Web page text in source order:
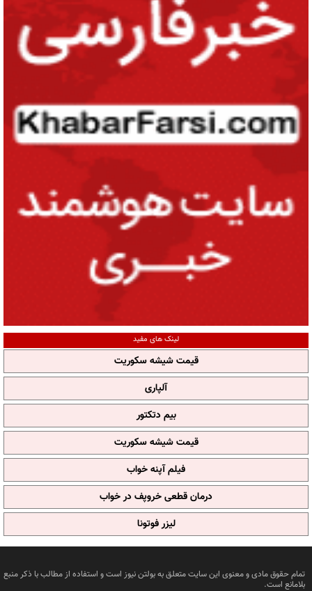
لینک های مفید
قیمت شیشه سکوریت
آلپاری
بیم دتکتور
قیمت شیشه سکوریت
فیلم آپنه خواب
درمان قطعی خروپف در خواب
لیزر فوتونا
تمام حقوق مادی و معنوی این سایت متعلق به بولتن نیوز است و استفاده از مطالب با ذکر منبع
بلامانع است.